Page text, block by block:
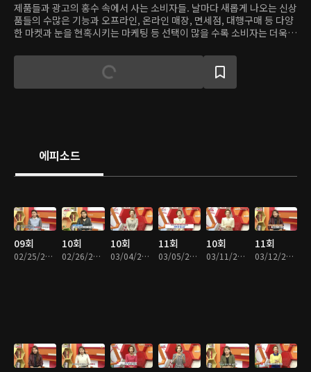
제품들과 광고의 홍수 속에서 사는 소비자들. 날마다 새롭게 나오는 신상
품들의 수많은 기능과 오프라인, 온라인 매장, 면세점, 대행구매 등 다양
한 마켓과 눈을 현혹시키는 마케팅 등 선택이 많을 수록 소비자는 더욱
위해 쿠키뉴스 구현화기자가 유통 상식부터 소비 트렌드까지 한 곳에 모
에피소드
09회
02/25/2017 • 19분
10회
02/26/2017 • 19분
10회
03/04/2017 • 19분
11회
03/05/2017 • 19분
10회
03/11/2017 • 19분
11회
03/12/2017 • 18분